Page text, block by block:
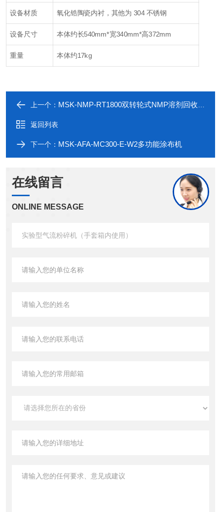
设备材质 氧化锆陶瓷内衬，其他为 304 不锈钢
设备尺寸 本体约长540mm*宽340mm*高372mm
重量 本体约17kg
上一个： MSK-NMP-RT1800双转轮式NMP溶剂回收系统
返回列表
下一个： MSK-AFA-MC300-E-W2多功能涂布机
在线留言
ONLINE MESSAGE